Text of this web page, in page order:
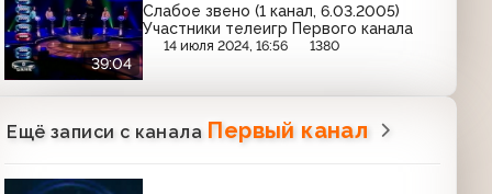
39:04
Слабое звено (1 канал, 6.03.2005)
Участники телеигр Первого канала
14 июля 2024, 16:56 1380
Ещё записи с канала Первый канал